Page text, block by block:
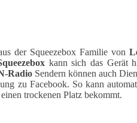
der Squeezebox Familie von
kann sich das Gerät
RadioSendern können auch
zu Facebook. So kann
trockenen Platz bekommt.